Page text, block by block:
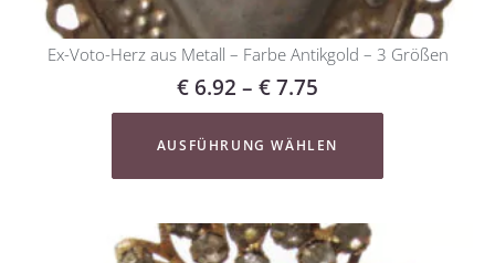
Ex-Voto-Herz aus Metall – Farbe Antikgold – 3 Größen
€ 6.92 – €7.75
AUSFÜHRUNG WÄHLEN